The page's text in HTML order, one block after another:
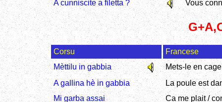
A cunniscite a filetta ?
Vous
Corsu
Francese
Mèttilu in gabbia
Mets-le en cage
A gallina hè in gabbia
La poule est
Mi garba assai
Ca me plait /